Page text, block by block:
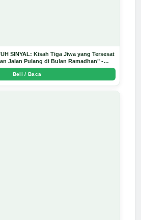
SINYAL: Kisah Tiga Jiwa yang Tersesat
Jalan Pulang di Bulan Ramadhan" -
Beli / Baca